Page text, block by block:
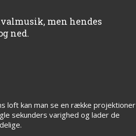
men hendes
ned.
loft kan man se en række projektioner
sekunders varighed og lader de